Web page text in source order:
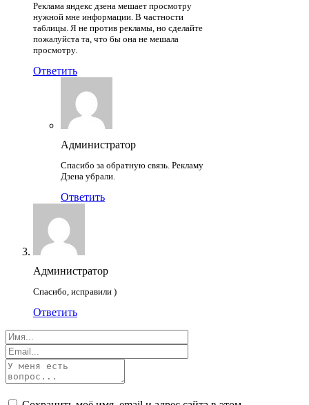
Реклама яндекс дзена мешает просмотру
нужной мне информации. В частности
таблицы. Я не против рекламы, но сделайте
пожалуйста та, что бы она не мешала
просмотру.
Ответить
Администратор
Спасибо за обратную связь. Рекламу
Дзена убрали.
Ответить
Администратор
Спасибо, исправили )
Ответить